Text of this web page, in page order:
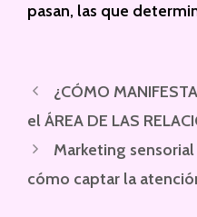
pasan, las que
¿CÓMO
el ÁREA DE LAS
Marketing
cómo captar la